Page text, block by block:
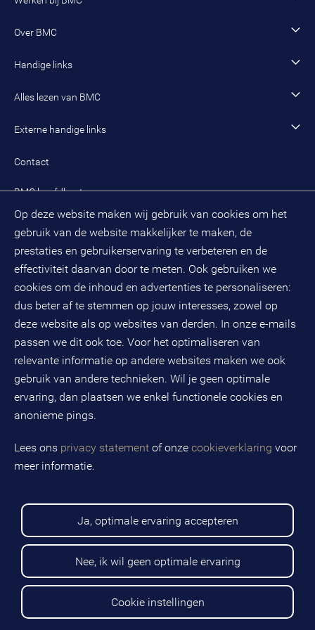
Op deze website maken wij gebruik van cookies om het
gebruik van de website makkelijker te maken, de
prestaties en gebruikerservaring te verbeteren en de
effectiviteit daarvan door te meten. Ook gebruiken we
cookies om de inhoud en advertenties te personaliseren:
dus beter af te stemmen op jouw interesses, zowel op
deze website als op websites van derden. In onze e-mails
passen we dit ook toe. Voor het optimaliseren van
relevante informatie op andere websites maken we ook
gebruik van andere technieken. Wil je geen optimale
ervaring, dan plaatsen we enkel functionele cookies en
anonieme pings.
Lees ons privacy statement of onze cookieverklaring voor
meer informatie.
Ja, optimale ervaring accepteren
Nee, ik wil geen optimale ervaring
Cookie instellingen
Sociaal domein
Wonen en woningcorporaties
Werving en selectie
Opleidingen
Werken als adviseur
Werken als managing consultant
Ons werk
Onze cultuur en organisatie
Over BMC
Onze organisatie
Handige links
Algemeen contact
Inloggen mijn BMC
Meest gestelde vragen mijn BMC
Evenementen
Alles lezen van BMC
Alle artikelen
Externe handige links
Public spirit
Contact
BMC hoofdkantoor
(033) 496 52 00
Databankweg 26 D
3821 ALAmersfoort
Postbus 490
3800 AL Amersfoort
KvK-nummer: 32078667
BTW-nummer: NL808663598B01
Volg ons op social media
BMC is een geregistreerd handelsmerk van BMC groep B.V.
Copyright © 2026 BMC
Disclaimer Sitemap